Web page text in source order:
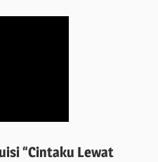
“Cintaku Lewat